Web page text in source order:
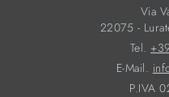
Via
22075 -
Tel.
E-Mail.
P.IVA